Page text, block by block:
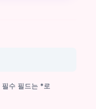
필수 필드는 *로